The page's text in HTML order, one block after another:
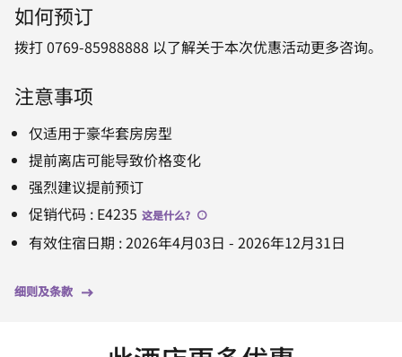
如何预订
拨打 0769-85988888 以了解关于本次优惠活动更多咨询。
注意事项
仅适用于豪华套房房型
提前离店可能导致价格变化
强烈建议提前预订
促销代码 : E4235 这是什么?
有效住宿日期 :2026年4月03日 - 2026年12月31日
细则及条款